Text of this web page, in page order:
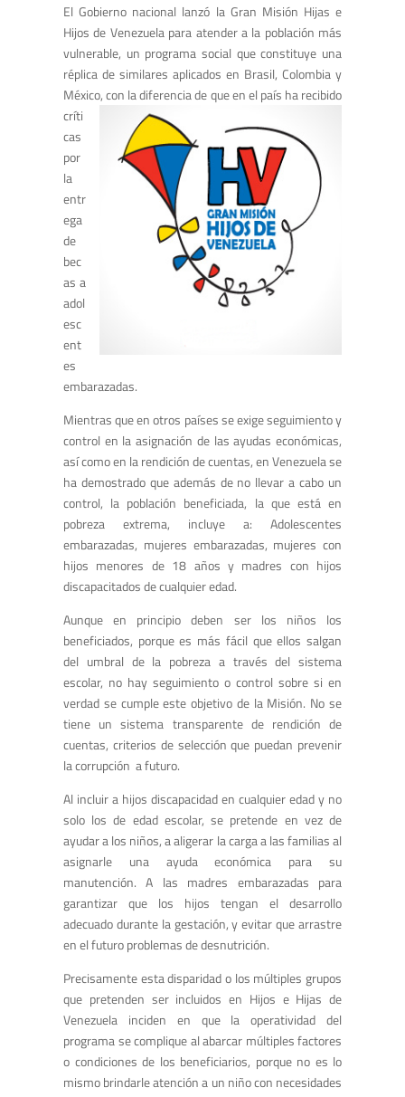
El Gobierno nacional lanzó la Gran Misión Hijas e
Hijos de Venezuela para atender a la población más
vulnerable, un programa social que constituye una
réplica de similares aplicados en Brasil, Colombia y
México, con la diferencia de que en el país harecibido
críti
cas
por
la
entr
ega
de
bec
as a
adol
esc
ent
es
embarazadas.
Mientras que en otros países se exige seguimiento y
control en la asignación de las ayudas económicas,
así como en la rendición de cuentas, en Venezuela se
ha demostrado que además de no llevar a cabo un
control, la población beneficiada, la que está en
pobreza extrema, incluye a: Adolescentes
embarazadas, mujeres embarazadas, mujeres con
hijos menores de 18 años y madres con hijos
discapacitados de cualquier edad.
Aunque en principio deben ser los niños los
beneficiados, porque es más fácil que ellos salgan
del umbral de la pobreza a través del sistema
escolar, no hay seguimiento o control sobre si en
verdad se cumple este objetivo de la Misión. No se
tiene un sistema transparente de rendición de
cuentas, criterios de selección que puedan prevenir
la corrupción a futuro.
Al incluir a hijos discapacidad en cualquier edad y no
solo los de edad escolar, se pretende en vez de
ayudar a los niños, a aligerar la carga a las familias al
asignarle una ayuda económica para su
manutención. A las madres embarazadas para
garantizar que los hijos tengan el desarrollo
adecuado durante la gestación, y evitar que arrastre
en el futuro problemas de desnutrición.
Precisamente esta disparidad o los múltiples grupos
que pretenden ser incluidos en Hijos e Hijas de
Venezuela inciden en que la operatividad del
programa se complique al abarcar múltiples factores
o condiciones de los beneficiarios, porque no es lo
mismo brindarle atención a un niño con necesidades